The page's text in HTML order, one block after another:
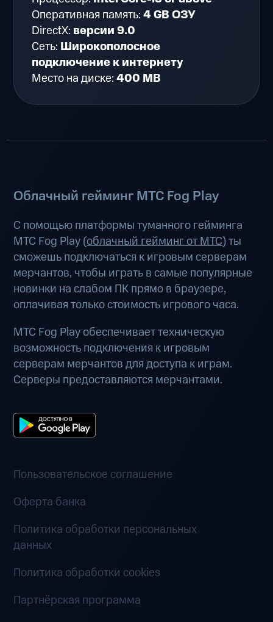
Оперативная память:4 GB ОЗУ
DirectX: версии 9.0
Сеть: Широкополосное
подключение к интернету
Место на диске:400 MB
Облачный гейминг МТС Fog Play
С помощью платформы туманного гейминга
МТС Fog Play (облачный гейминг от МТС) ты
сможешь подключаться к игровым серверам
мерчантов, чтобы играть в самые популярные
новинки на слабом ПК прямо в браузере,
оплачивая только стоимость игрового часа.
МТС Fog Play обеспечивает техническую
возможность подключения к игровым
серверам мерчантов для доступа к играм.
Серверы предоставляются мерчантами.
Пользовательское соглашение
Оферта банка
Политика обработки персональных
данных
Политика обработки cookies
Партнёрская программа